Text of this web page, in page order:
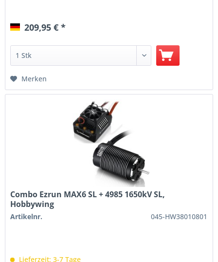
209,95 € *
Merken
Combo Ezrun MAX6 SL + 4985 1650kV SL,
Hobbywing
Artikelnr. 045-HW38010801
Lieferzeit: 3-7 Tage